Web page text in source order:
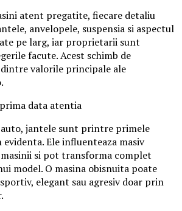
atent pregatite, fiecare detaliu
anvelopele, suspensia si aspectul
pe larg, iar proprietarii sunt
facute. Acest schimb de
valorile principale ale
data atentia
jantele sunt printre primele
evidenta. Ele influenteaza masiv
si pot transforma complet
model. O masina obisnuita poate
elegant sau agresiv doar prin